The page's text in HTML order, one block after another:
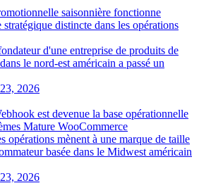
saisonnière fonctionne
distincte dans les opérations
d'une entreprise de produits de
le nord-est américain a passé un
2026
est devenue la base opérationnelle
Mature WooCommerce
opérations mènent à une marque de taille
basée dans le Midwest américain
2026